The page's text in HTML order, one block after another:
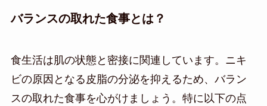
バランスの取れた食事とは？
食生活は肌の状態と密接に関連しています。ニキ
ビの原因となる皮脂の分泌を抑えるため、バラン
スの取れた食事を心がけましょう。特に以下の点